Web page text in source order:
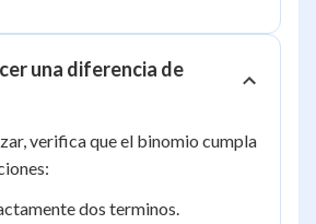
una diferencia de
verifica que el binomio cumpla
dos terminos.